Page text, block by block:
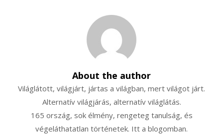
About the author
Világlátott, világjárt, jártas a világban, mert világot járt.
Alternatív világjárás, alternatív világlátás.
165 ország, sok élmény, rengeteg tanulság, és
végeláthatatlan történetek. Itt a blogomban.